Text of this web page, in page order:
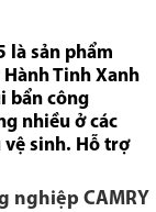
là sản phẩm
Tinh Xanh
bẩn công
nhiều ở các
vệ sinh. Hỗ trợ
nghiệp CAMRY